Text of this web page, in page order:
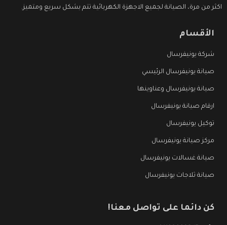
اكثر من مرة، الصيانة لجميع الاجهزة الكهربائية تتم بشكل سريع ومتميز.
الأقسام
شركة يونيفرسال
صيانة يونيفرسال الرئيسي
صيانة يونيفرسال وعناوينها
ارقام صيانة يونيفرسال
توكيل يونيفرسال
مركز صيانة يونيفرسال
صيانة غسالات يونيفرسال
صيانة ثلاجات يونيفرسال
كن دائما على تواصل معنا!